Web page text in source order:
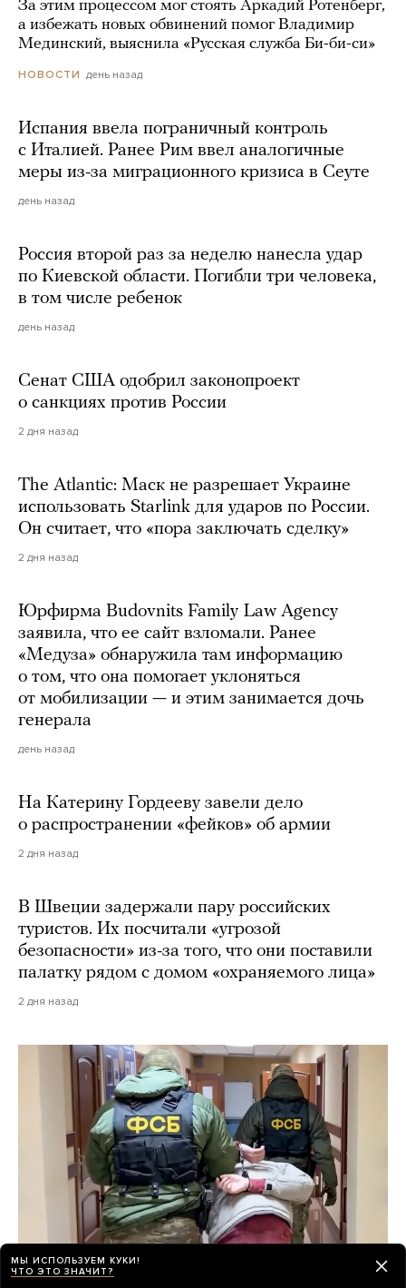
За этим процессом мог стоять Аркадий Ротенберг,
а избежать новых обвинений помог Владимир
Мединский, выяснила «Русская служба Би-би-си»
НОВОСТИ день назад
Испания ввела пограничный контроль
с Италией. Ранее Рим ввел аналогичные
меры из-за миграционного кризиса в Сеуте
день назад
Россия второй раз за неделю нанесла удар
по Киевской области. Погибли три человека,
в том числе ребенок
день назад
Сенат США одобрил законопроект
о санкциях против России
2 дня назад
The Atlantic: Маск не разрешает Украине
использовать Starlink для ударов по России.
Он считает, что «пора заключать сделку»
2 дня назад
Юрфирма Budovnits Family Law Agency
заявила, что ее сайт взломали. Ранее
«Медуза» обнаружила там информацию
о том, что она помогает уклоняться
от мобилизации — и этим занимается дочь
генерала
день назад
На Катерину Гордееву завели дело
о распространении «фейков» об армии
2 дня назад
В Швеции задержали пару российских
туристов. Их посчитали «угрозой
безопасности» из-за того, что они поставили
палатку рядом с домом «охраняемого лица»
2 дня назад
МЫ ИСПОЛЬЗУЕМ КУКИ!
ЧТО ЭТО ЗНАЧИТ?